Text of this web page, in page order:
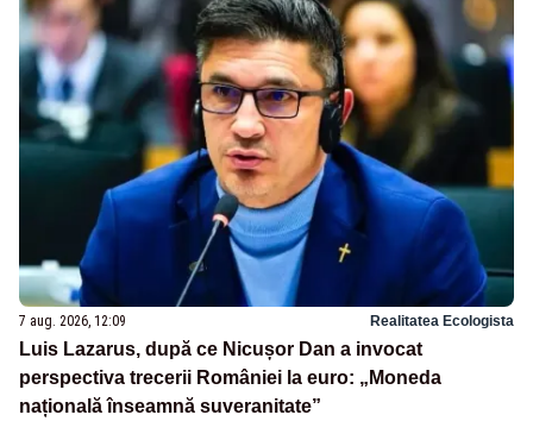
7 aug. 2026, 12:09 Realitatea Ecologista
Luis Lazarus, după ce Nicușor Dan a invocat
perspectiva trecerii României la euro: „Moneda
națională înseamnă suveranitate”